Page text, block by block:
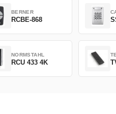
BERNER
RCBE-868
NORMSTAHL
RCU 433 4K